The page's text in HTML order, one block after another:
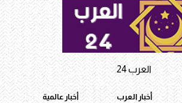
العرب 24
أخبار العرب أخبار عالمية